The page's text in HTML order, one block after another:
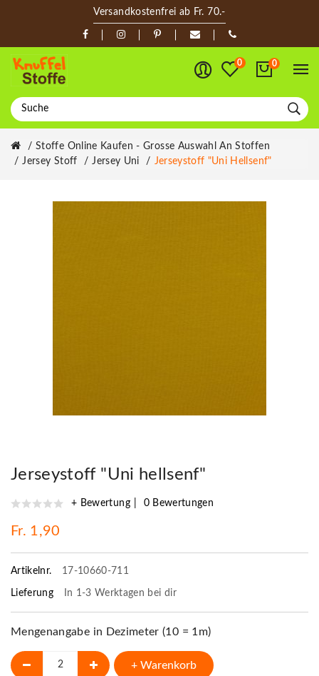
Versandkostenfrei ab Fr. 70.-
0 0
Stoffe Online Kaufen - Grosse Auswahl An Stoffen
Jersey Stoff
Jersey Uni Jerseystoff "Uni Hellsenf"
Jerseystoff "Uni hellsenf"
+ Bewertung 0 Bewertungen
Fr. 1,90
Artikelnr. 17-10660-711
Lieferung In 1-3 Werktagen bei dir
Mengenangabe in Dezimeter (10 = 1m)
+ Warenkorb